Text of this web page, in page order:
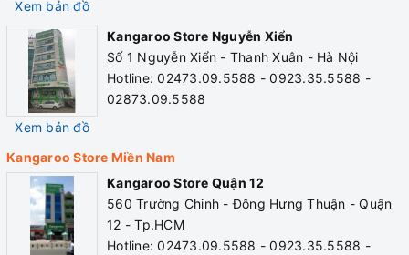
Xem bản đồ
Xem bản đồ
Kangaroo Store Nguyễn Xiển
Số 1 Nguyễn Xiển - Thanh Xuân - Hà Nội
Hotline: 02473.09.5588 - 0923.35.5588 -
02873.09.5588
Kangaroo Store Miền Nam
Kangaroo Store Quận 12
560 Trường Chinh - Đông Hưng Thuận - Quận
12 - Tp.HCM
Hotline: 02473.09.5588 - 0923.35.5588 -